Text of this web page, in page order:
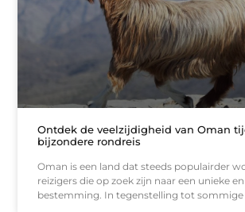
Ontdek de veelzijdigheid van Oman
bijzondere rondreis
Oman is een land dat steeds populairder
reizigers die op zoek zijn naar een unieke
bestemming. In tegenstelling tot sommige